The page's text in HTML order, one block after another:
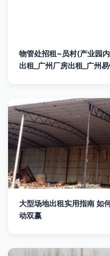
物管处招租~员村(产业园
出租_广州厂房出租_广州
大型场地出租实用指南 如
动双赢